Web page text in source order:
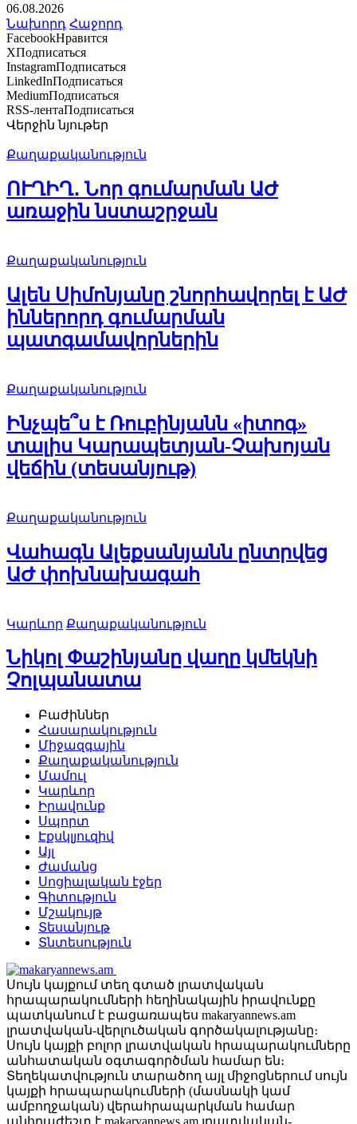
06.08.2026
Նախորդ Հաջորդ
FacebookНравится
XПодписаться
InstagramПодписаться
LinkedInПодписаться
MediumПодписаться
RSS-лентаПодписаться
Վերջին նյութեր
Քաղաքականություն
ՈՒՂԻՂ․ Նոր գումարման ԱԺ
առաջին նստաշրջան
Քաղաքականություն
Ալեն Սիմոնյանը շնորհավորել է ԱԺ
իններորդ գումարման
պատգամավորներին
Քաղաքականություն
Ինչպե՞ս է Ռուբինյանն «իտոգ»
տալիս Կարապետյան-Չախոյան
վեճին (տեսանյութ)
Քաղաքականություն
Վահագն Ալեքսանյանն ընտրվեց
ԱԺ փոխնախագահ
Կարևոր Քաղաքականություն
Նիկոլ Փաշինյանը վաղը կմեկնի
Չոլպանատա
Բաժիններ
Հասարակություն
Միջազգային
Քաղաքականություն
Մամուլ
Կարևոր
Իրավունք
Սպորտ
Էքսկլյուզիվ
Այլ
Ժամանց
Սոցիալական էջեր
Գիտություն
Մշակույթ
Տեսանյութ
Տնտեսություն
Սույն կայքում տեղ գտած լրատվական
հրապարակումների հեղինակային իրավունքը
պատկանում է բացառապես makaryannews.am
լրատվական-վերլուծական գործակալությանը։
Սույն կայքի բոլոր լրատվական հրապարակումները
անհատական օգտագործման համար են։
Տեղեկատվություն տարածող այլ միջոցներում սույն
կայքի հրապարակումների (մասնակի կամ
ամբողջական) վերահրապարկման համար